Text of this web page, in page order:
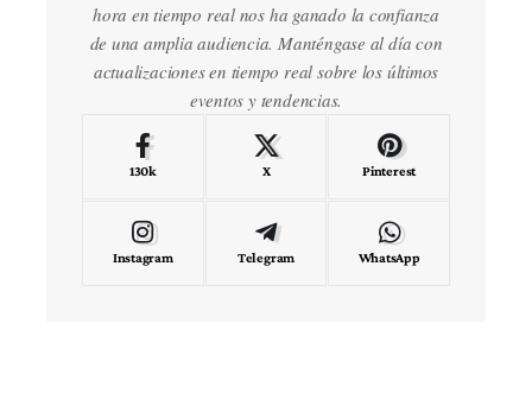
hora en tiempo real nos ha ganado la confianza
de una amplia audiencia. Manténgase al día con
actualizaciones en tiempo real sobre los últimos
eventos y tendencias.
130k X Pinterest
Instagram Telegram WhatsApp